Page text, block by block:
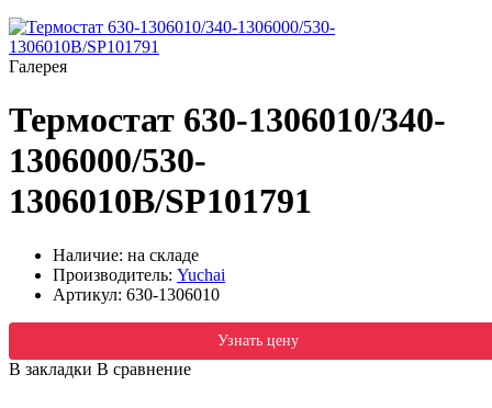
Галерея
Термостат 630-1306010/340-
1306000/530-
1306010B/SP101791
Наличие: на складе
Производитель: Yuchai
Артикул: 630-1306010
Узнать цену
В закладки В сравнение